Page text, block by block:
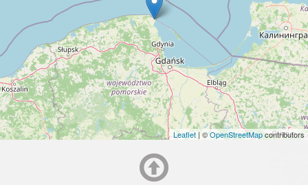
Leaflet | ©OpenStreetMapcontributors